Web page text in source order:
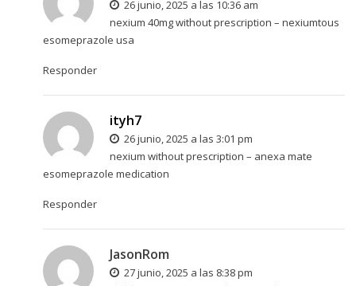
26 junio, 2025 a las 10:36 am
nexium 40mg without prescription – nexiumtous
esomeprazole usa
Responder
ityh7
26 junio, 2025 a las 3:01 pm
nexium without prescription – anexa mate
esomeprazole medication
Responder
JasonRom
27 junio, 2025 a las 8:38 pm